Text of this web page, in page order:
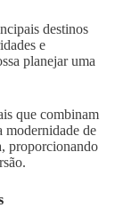
destinos
e
planejar uma
que combinam
modernidade de
proporcionando